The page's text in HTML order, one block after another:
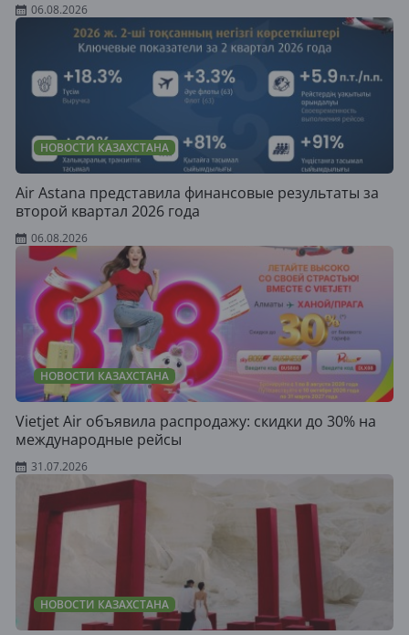
06.08.2026
НОВОСТИ КАЗАХСТАНА
Air Astana представила финансовые результаты за
второй квартал 2026 года
06.08.2026
НОВОСТИ КАЗАХСТАНА
Vietjet Air объявила распродажу: скидки до 30% на
международные рейсы
31.07.2026
НОВОСТИ КАЗАХСТАНА